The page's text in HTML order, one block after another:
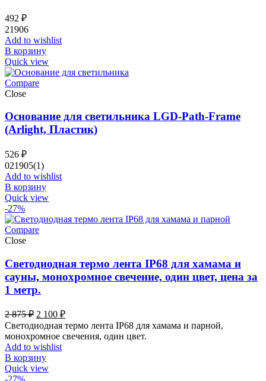
492 ₽
21906
Add to wishlist
В корзину
Quick view
Compare
Close
Основание для светильника LGD-Path-Frame
(Arlight, Пластик)
526 ₽
021905(1)
Add to wishlist
В корзину
Quick view
-27%
Compare
Close
Светодиодная термо лента IP68 для хамама и
сауны, монохромное свечение, один цвет, цена за
1 метр.
2 875₽ Первоначальная
цена
составляла
2
875 ₽.
2 100 ₽Текущая
цена:
2
Светодиодная термо лента IP68 для хамама и парной,
монохромное свечения, один цвет.
Add to wishlist
В корзину
Quick view